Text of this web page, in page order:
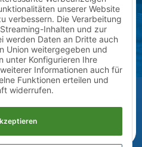
unserer Website
verbessern. Die Verarbeitung
Inhalten und zur
werden Daten an Dritte auch
Union weitergegeben und
unter Konfigurieren Ihre
Informationen auch für
Funktionen erteilen und
widerrufen.